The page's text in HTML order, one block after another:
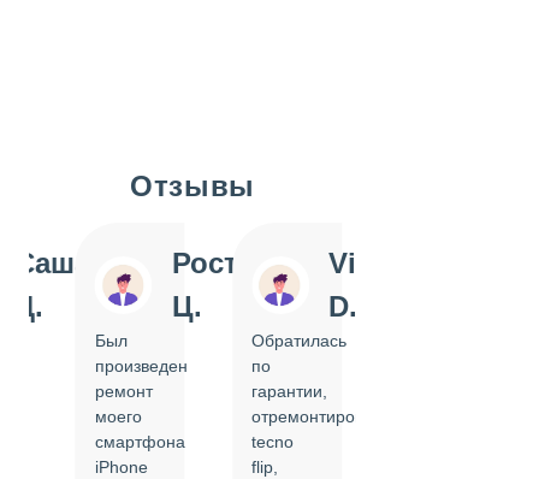
Отзывы
Саша
Д.
Ростислав
Ц.
Был
произведен
ремонт
моего
смартфона
iPhone
Vi
D.
Обратилась
по
гарантии,
отремонтировать
tecno
flip,